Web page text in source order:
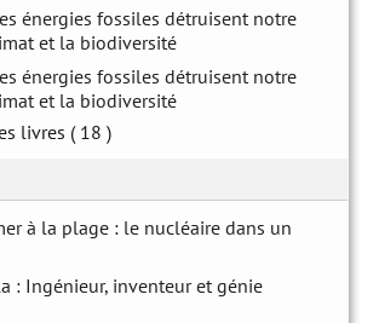
énergies fossiles détruisent notre
et la biodiversité
énergies fossiles détruisent notre
et la biodiversité
livres ( 18 )
à la plage : le nucléaire dans un
: Ingénieur, inventeur et génie